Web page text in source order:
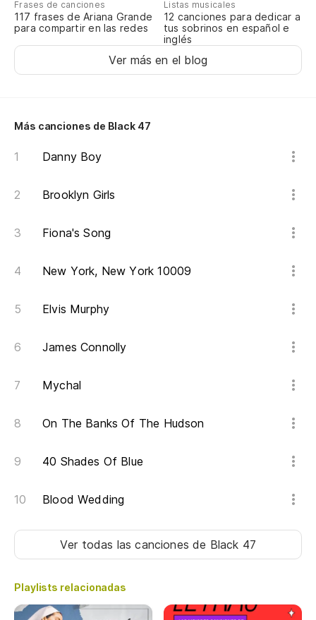
Frases de canciones
117 frases de Ariana Grande
para compartir en las redes
Listas musicales
12 canciones para dedicar a
tus sobrinos en español e
inglés
Ver más en el blog
Más canciones de Black 47
Danny Boy
Brooklyn Girls
Fiona's Song
New York, New York 10009
Elvis Murphy
James Connolly
Mychal
On The Banks Of The Hudson
40 Shades Of Blue
Blood Wedding
Ver todas las cancionesde Black 47
Playlists relacionadas